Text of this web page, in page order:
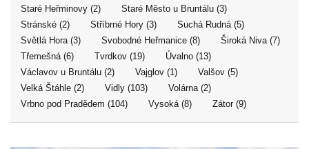
Staré Heřminovy (2)
Staré Město u Bruntálu (3)
Stránské (2)
Stříbrné Hory (3)
Suchá Rudná (5)
Světlá Hora (3)
Svobodné Heřmanice (8)
Široká Niva (7)
Třemešná (6)
Tvrdkov (19)
Úvalno (13)
Václavov u Bruntálu (2)
Vajglov (1)
Valšov (5)
Velká Štáhle (2)
Vidly (103)
Volárna (2)
Vrbno pod Pradědem (104)
Vysoká (8) Zátor (9)